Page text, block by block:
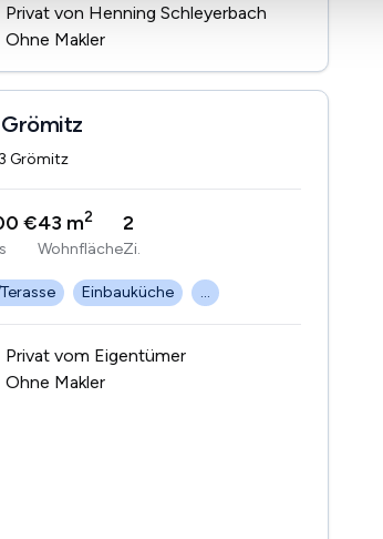
Privat von Henning Schleyerbach
Ohne Makler
Grömitz
€43 m2
Wohnfläche
2
Zi.
Einbauküche ...
Privat vom Eigentümer
Ohne Makler